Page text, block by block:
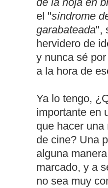
el "síndrome
garabateada",
hervidero de
y nunca sé
a la hora de
Ya lo tengo,
importante en
que hacer una
de cine? Una
alguna
marcado, y a
no sea muy